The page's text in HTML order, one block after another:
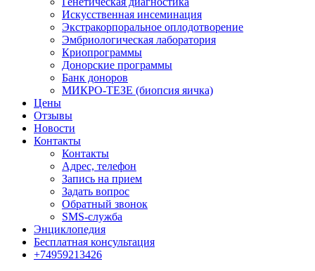
Искусственная инсеминация
Экстракорпоральное оплодотворение
Эмбриологическая лаборатория
Криопрограммы
Донорские программы
Банк доноров
МИКРО-ТЕЗЕ (биопсия яичка)
Цены
Отзывы
Новости
Контакты
Контакты
Адрес, телефон
Запись на прием
Задать вопрос
Обратный звонок
SMS-служба
Энциклопедия
Бесплатная консультация
+74959213426